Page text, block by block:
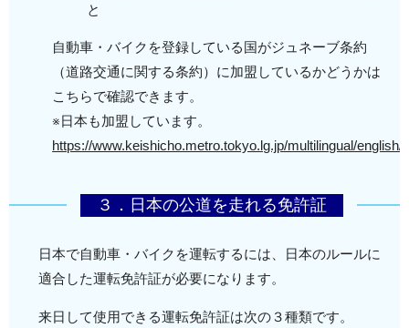
と
自動車・バイクを登録している国がジュネーブ条約
（道路交通に関する条約）に加盟しているかどうかは
こちらで確認できます。
※日本も加盟しています。
https://www.keishicho.metro.tokyo.lg.jp/multilingual/
３．日本の公道を走れる免許証
日本で自動車・バイクを運転するには、日本のルールに
適合した運転免許証が必要になります。
来日して使用できる運転免許証は次の３種類です。